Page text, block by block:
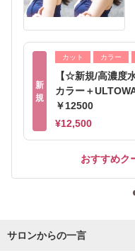
新
規
カット カラー
【☆新規/高濃度
カラー＋
￥12500
¥12,500
おすすめク
サロンからの一言